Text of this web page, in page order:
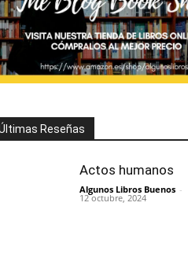
Reseñas
Actos humanos
Algunos Libros Buenos -
12 octubre, 2024